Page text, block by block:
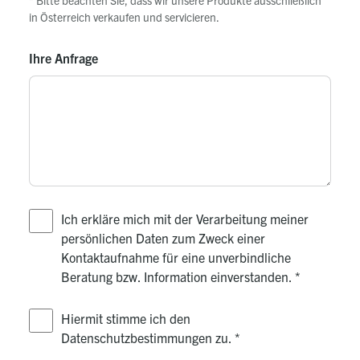
Sperrkontakt für Heizbetrieb, Warmwasserbetrieb
CAN-Bus-Schnittstelle zur Kommunikation mit
weiteren WEM-Regelkomponenten z.B.
in Österreich verkaufen und servicieren.
Ihre Anfrage
Ich erkläre mich mit der Verarbeitung meiner
persönlichen Daten zum Zweck einer
Kontaktaufnahme für eine unverbindliche
Beratung bzw. Information einverstanden. *
Hiermit stimme ich den
Datenschutzbestimmungen zu. *